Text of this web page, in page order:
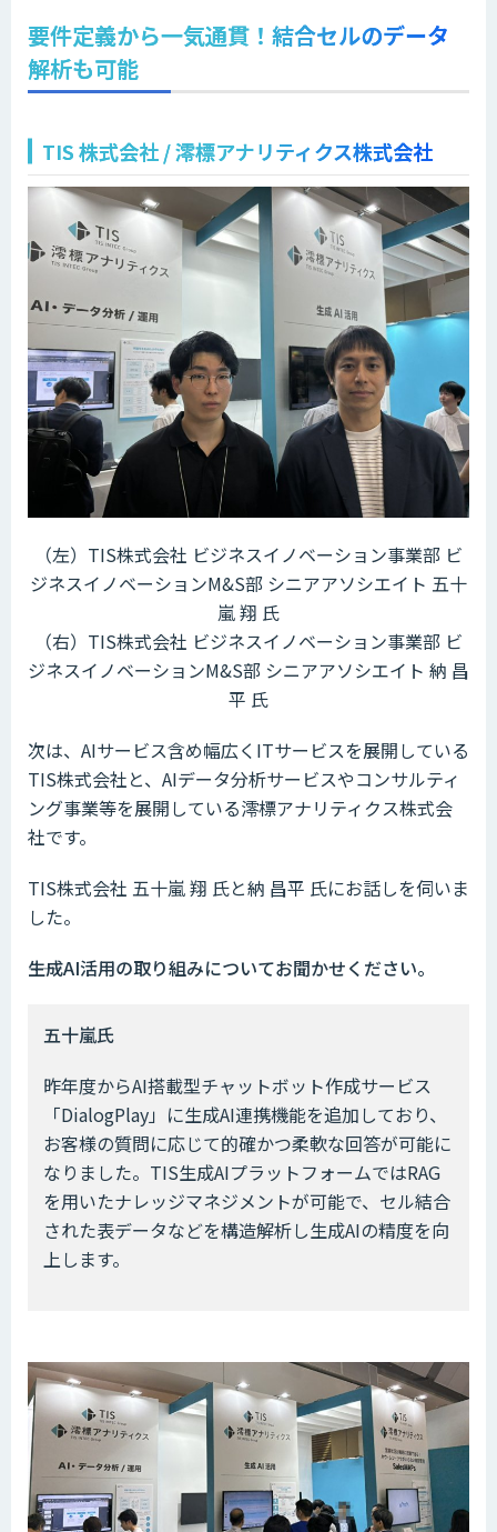
要件定義から一気通貫！結合セルのデータ
解析も可能
TIS 株式会社 / 澪標アナリティクス株式会社
（左）TIS株式会社 ビジネスイノベーション事業部 ビ
ジネスイノベーションM&S部 シニアアソシエイト 五十
嵐 翔 氏
（右）TIS株式会社 ビジネスイノベーション事業部 ビ
ジネスイノベーションM&S部 シニアアソシエイト 納 昌
平 氏
次は、AIサービス含め幅広くITサービスを展開している
TIS株式会社と、AIデータ分析サービスやコンサルティ
ング事業等を展開している澪標アナリティクス株式会
社です。
TIS株式会社 五十嵐 翔 氏と納 昌平 氏にお話しを伺いま
した。
――生成AI活用の取り組みについてお聞かせください。
五十嵐氏
昨年度からAI搭載型チャットボット作成サービス
「DialogPlay」に生成AI連携機能を追加しており、
お客様の質問に応じて的確かつ柔軟な回答が可能に
なりました。TIS生成AIプラットフォームではRAG
を用いたナレッジマネジメントが可能で、セル結合
された表データなどを構造解析し生成AIの精度を向
上します。